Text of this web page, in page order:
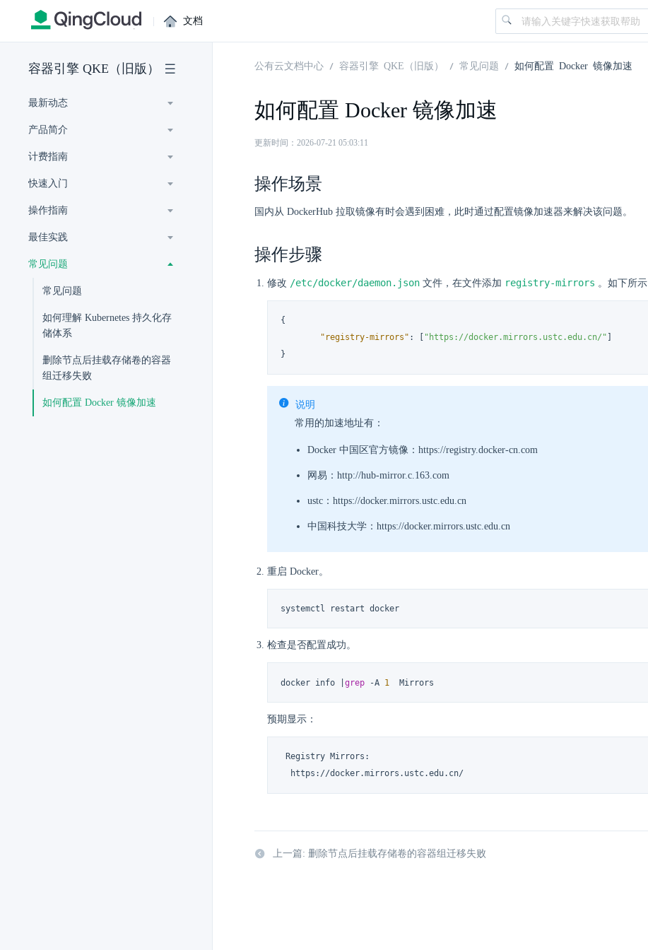
| 文档
容器引擎 QKE（旧版）
最新动态
产品简介
计费指南
快速入门
操作指南
最佳实践
常见问题
常见问题
如何理解 Kubernetes 持久化存
储体系
删除节点后挂载存储卷的容器
组迁移失败
如何配置 Docker 镜像加速
公有云文档中心 容器引擎 QKE（旧版） 常见问题 如何配置 Docker 镜像加速
如何配置 Docker 镜像加速
更新时间：2026-07-21 05:03:11
操作场景
国内从 DockerHub 拉取镜像有时会遇到困难，此时通过配置镜像加速器来解决该问题。
操作步骤
修改 /etc/docker/daemon.json 文件，在文件添加 registry-mirrors 。如下所示
{
"registry-mirrors" : "https://docker.mirrors.ustc.edu.cn/"
}
说明
常用的加速地址有：
Docker 中国区官方镜像：https://registry.docker-cn.com
网易：http://hub-mirror.c.163.com
ustc：https://docker.mirrors.ustc.edu.cn
中国科技大学：https://docker.mirrors.ustc.edu.cn
重启 Docker。
systemctl restart docker
检查是否配置成功。
docker info |grep -A 1
  Mirrors
预期显示：
Registry Mirrors:
  https://docker.mirrors.ustc.edu.cn/
上一篇: 删除节点后挂载存储卷的容器组迁移失败